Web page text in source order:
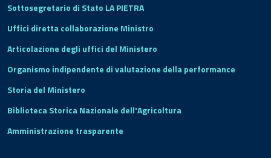
Sottosegretario di Stato LA PIETRA
Uffici diretta collaborazione Ministro
Articolazione degli uffici del Ministero
Organismo indipendente di valutazione della performance
Storia del Ministero
Biblioteca Storica Nazionale dell'Agricoltura
Amministrazione trasparente